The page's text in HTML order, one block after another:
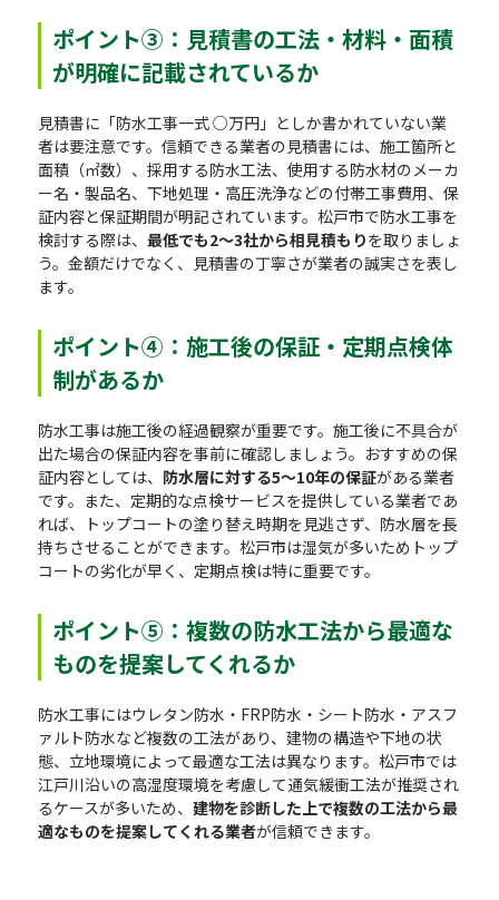
ポイント③：見積書の工法・材料・面積
が明確に記載されているか
見積書に「防水工事一式 ○万円」としか書かれていない業
者は要注意です。信頼できる業者の見積書には、施工箇所と
面積（㎡数）、採用する防水工法、使用する防水材のメーカ
ー名・製品名、下地処理・高圧洗浄などの付帯工事費用、保
証内容と保証期間が明記されています。松戸市で防水工事を
検討する際は、 最低でも2〜3社から相見積もりを取りましょ
う。金額だけでなく、見積書の丁寧さが業者の誠実さを表し
ます。
ポイント④：施工後の保証・定期点検体
制があるか
防水工事は施工後の経過観察が重要です。施工後に不具合が
出た場合の保証内容を事前に確認しましょう。おすすめの保
証内容としては、 防水層に対する5〜10年の保証がある業者
です。また、定期的な点検サービスを提供している業者であ
れば、トップコートの塗り替え時期を見逃さず、防水層を長
持ちさせることができます。松戸市は湿気が多いためトップ
コートの劣化が早く、定期点検は特に重要です。
ポイント⑤：複数の防水工法から最適な
ものを提案してくれるか
防水工事にはウレタン防水・FRP防水・シート防水・アスフ
ァルト防水など複数の工法があり、建物の構造や下地の状
態、立地環境によって最適な工法は異なります。松戸市では
江戸川沿いの高湿度環境を考慮して通気緩衝工法が推奨され
るケースが多いため、 建物を診断した上で複数の工法から最
適なものを提案してくれる業者が信頼できます。